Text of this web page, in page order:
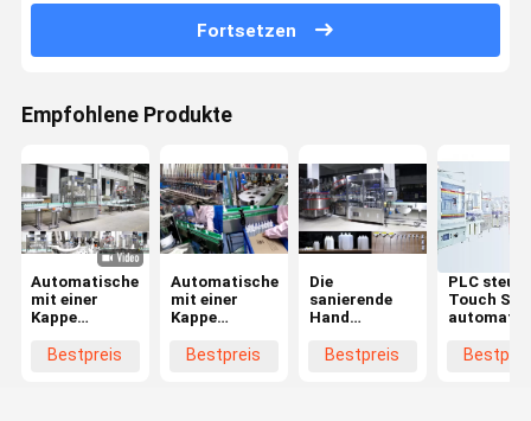
Fortsetzen
Empfohlene Produkte
Automatische
mit einer
Kappe
Maschine
Bestpreis
Automatische
mit einer
Kappe
Maschine
Bestpreis
Die
sanierende
Hand
flüssigen
Bestpreis
PLC
Touch
einer